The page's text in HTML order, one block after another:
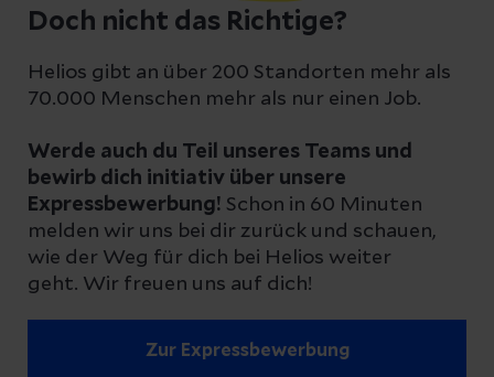
Doch nicht das Richtige?
Helios gibt an über 200 Standorten mehr als
70.000 Menschen mehr als nur einen Job.
Werde auch du Teil unseres Teams und
bewirb dich initiativ über unsere
Expressbewerbung! Schon in 60 Minuten
melden wir uns bei dir zurück und schauen,
wie der Weg für dich bei Helios weiter
geht. Wir freuen uns auf dich!
Zur Expressbewerbung